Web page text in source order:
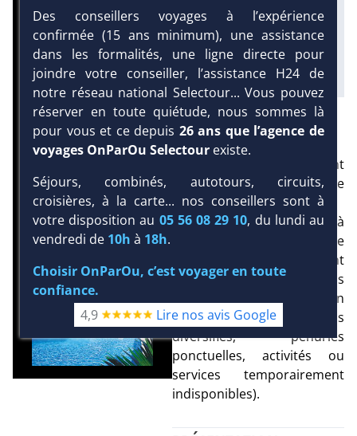
DEMANDE D’INFORMATIONS
100 mm
Équipement :
120
Tx:17 %
Tx
:59 %
Cuba traverse actuellement
une période
d’approvisionnement
extrêmement difficile liée à
l’embargo américain. De ce
fait, certains hôtels peuvent
proposer des prestations
partielles ou variables selon
les périodes (buffets moins
diversifiés, pénuries
ponctuelles, activités ou
services temporairement
indisponibles).
Des conseillers voyages à l’expérience
confirmée (15 ans minimum), une assistance
dans les formalités, une ligne directe pour
joindre votre conseiller, l’assistance H24 de
notre réseau national Selectour... Vous pouvez
réserver en toute quiétude, nous sommes là
pour vous et ce depuis 26 ans que l’agence de
voyages OnParOu Selectourexiste.
Séjours, combinés, autotours, circuits,
croisières, à la carte... nos conseillers sont à
votre disposition au 05 56 08 29 10, du lundi au
vendredi de 10h à 18h.
Choisir OnParOu, c’est voyager en toute
confiance.
4,9
Lire nos avis Google